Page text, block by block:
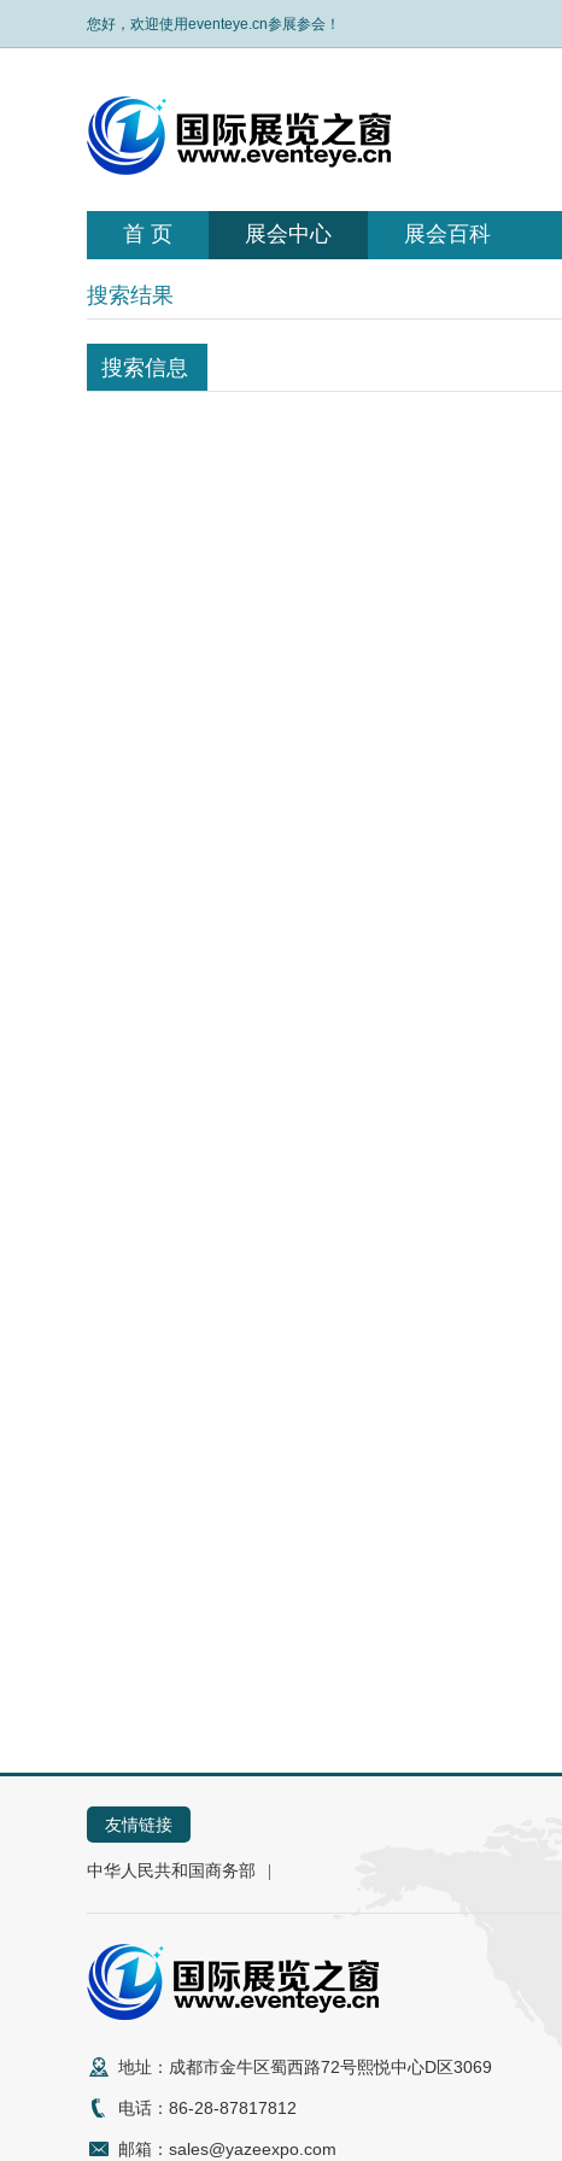
您好，欢迎使用eventeye.cn参展参会！
首 页 展会中心 展会百科
搜索结果
搜索信息
友情链接
中华人民共和国商务部
地址：成都市金牛区蜀西路72号熙悦中心D区3069
电话：86-28-87817812
邮箱：sales@yazeexpo.com